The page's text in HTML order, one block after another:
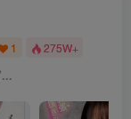
1 275W+